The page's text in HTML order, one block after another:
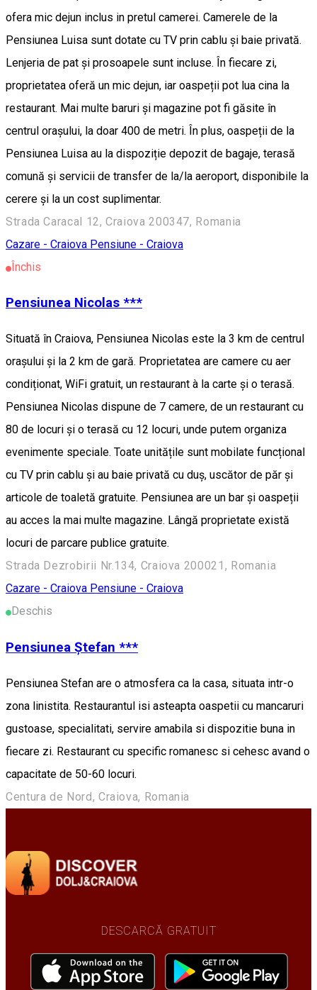
ofera mic dejun inclus in pretul camerei. Camerele de la
Pensiunea Luisa sunt dotate cu TV prin cablu și baie privată.
Lenjeria de pat şi prosoapele sunt incluse. În fiecare zi,
proprietatea oferă un mic dejun, iar oaspeții pot lua cina la
restaurant. Mai multe baruri și magazine pot fi găsite în
centrul orașului, la doar 400 de metri. În plus, oaspeții de la
Pensiunea Luisa au la dispoziție depozit de bagaje, terasă
comună și servicii de transfer de la/la aeroport, disponibile la
cerere și la un cost suplimentar.
Strada Caracal 12, Craiova 200347, Romania
Cazare - Craiova Pensiune - Craiova
Închis
Pensiunea Nicolas ***
Situată în Craiova, Pensiunea Nicolas este la 3 km de centrul
orașului și la 2 km de gară. Proprietatea are camere cu aer
condiționat, WiFi gratuit, un restaurant à la carte și o terasă.
Pensiunea Nicolas dispune de 7 camere, de un restaurant cu
80 de locuri și o terasă cu 12 locuri, unde putem organiza
evenimente speciale. Toate unitățile sunt mobilate funcțional
cu TV prin cablu și au baie privată cu duș, uscător de păr și
articole de toaletă gratuite. Pensiunea are un bar și oaspeții
au acces la mai multe magazine. Lângă proprietate există
locuri de parcare publice gratuite.
Strada Dezrobirii Nr.134, Craiova 200021, Romania
Cazare - Craiova Pensiune - Craiova
Deschis
Pensiunea Ștefan ***
Pensiunea Stefan are o atmosfera ca la casa, situata intr-o
zona linistita. Restaurantul isi asteapta oaspetii cu mancaruri
gustoase, specialitati, servire amabila si dispozitie buna in
fiecare zi. Restaurant cu specific romanesc si cehesc avand o
capacitate de 50-60 locuri.
Centura de Nord, Craiova, Romania
DESCARCĂ GRATUIT